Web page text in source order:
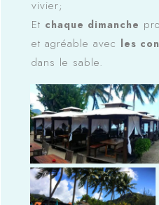
vivier;
Et chaque dimanche
et agréable avec les
dans le sable.